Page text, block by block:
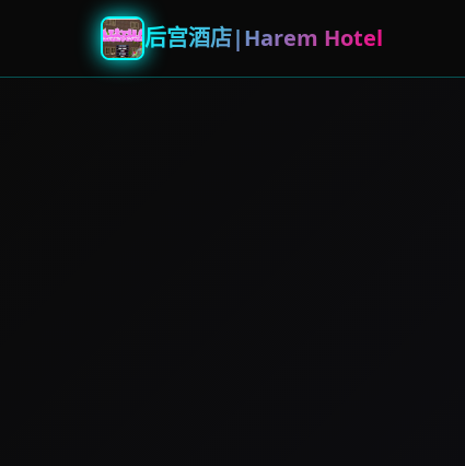
后宫酒店|Harem Hotel